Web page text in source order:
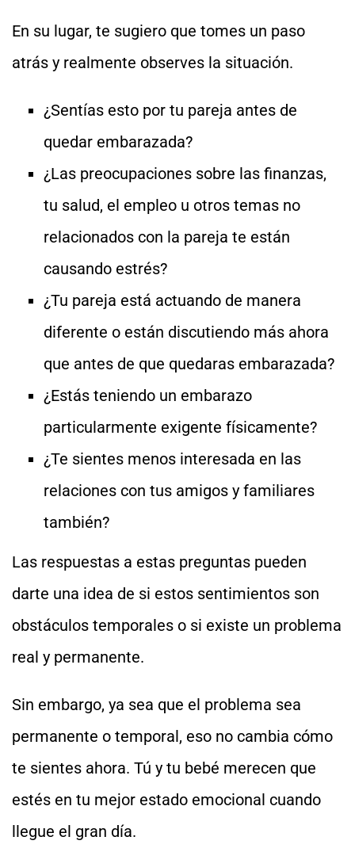
En su lugar, te sugiero que tomes un paso
atrás y realmente observes la situación.
¿Sentías esto por tu pareja antes de
quedar embarazada?
¿Las preocupaciones sobre las finanzas,
tu salud, el empleo u otros temas no
relacionados con la pareja te están
causando estrés?
¿Tu pareja está actuando de manera
diferente o están discutiendo más ahora
que antes de que quedaras embarazada?
¿Estás teniendo un embarazo
particularmente exigente físicamente?
¿Te sientes menos interesada en las
relaciones con tus amigos y familiares
también?
Las respuestas a estas preguntas pueden
darte una idea de si estos sentimientos son
obstáculos temporales o si existe un problema
real y permanente.
Sin embargo, ya sea que el problema sea
permanente o temporal, eso no cambia cómo
te sientes ahora. Tú y tu bebé merecen que
estés en tu mejor estado emocional cuando
llegue el gran día.